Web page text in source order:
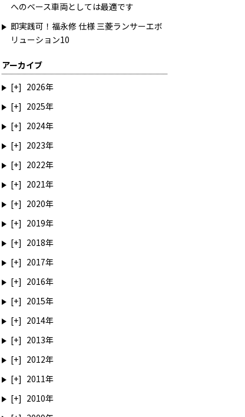
へのベース車両としては最適です
即実践可！福永修 仕様 三菱ランサーエボ
リューション10
アーカイブ
2026
2025
2024
2023
2022
2021
2020
2019
2018
2017
2016
2015
2014
2013
2012
2011
2010